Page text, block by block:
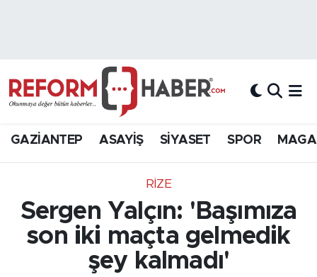
GAZİANTEP ASAYİŞ SİYASET SPOR
RIZE
Sergen Yalçın: 'Başımıza
son iki maçta gelmedik
şey kalmadı'
Hava Durumu
Süper Lig Puan Durumu ve Fikstür
Son Dakika Haberleri
Haber Arşivi